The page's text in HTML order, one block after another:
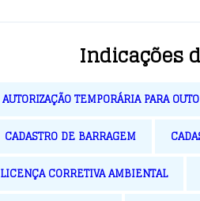
Indicações
AUTORIZAÇÃO TEMPORÁRIA PARA
CADASTRO DE BARRAGEM
LICENÇA CORRETIVA AMBIENTAL